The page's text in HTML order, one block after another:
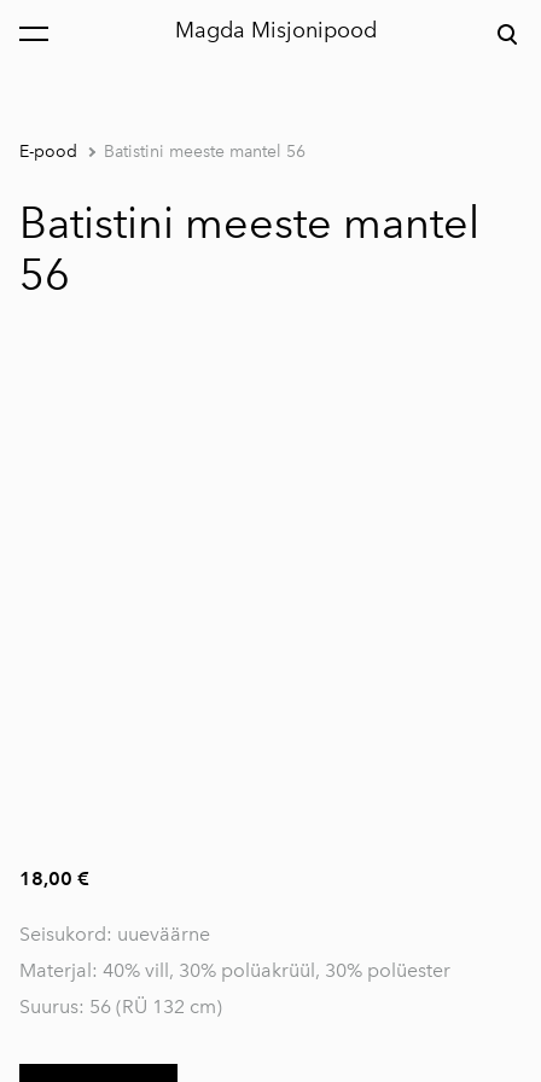
Magda Misjonipood
lisati ostukorvi. Vaata ostukorvi
E-pood Batistini meeste mantel 56
Batistini meeste mantel
56
18,00 €
Seisukord: uueväärne
Materjal: 40% vill, 30% polüakrüül, 30% polüester
Suurus: 56 (RÜ 132 cm)